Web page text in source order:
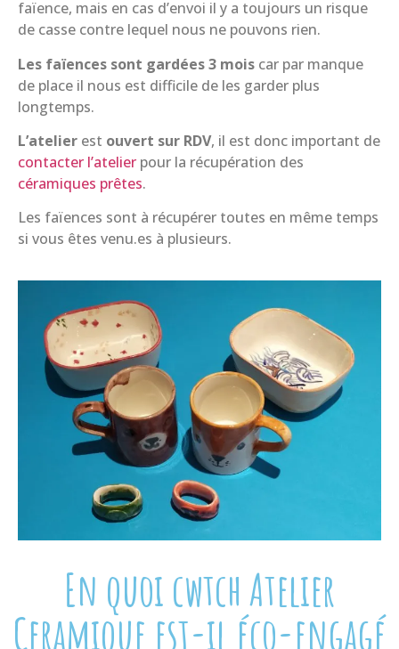
faïence, mais en cas d’envoi il y a toujours un risque
de casse contre lequel nous ne pouvons rien.
Les faïences sont gardées 3 mois car par manque
de place il nous est difficile de les garder plus
longtemps.
L’atelier est ouvert sur RDV, il est donc important de
contacter l’atelier pour la récupération des
céramiques prêtes.
Les faïences sont à récupérer toutes en même temps
si vous êtes venu.es à plusieurs.
En quoi cwtch Atelier
Ceramique est-il éco-engagé